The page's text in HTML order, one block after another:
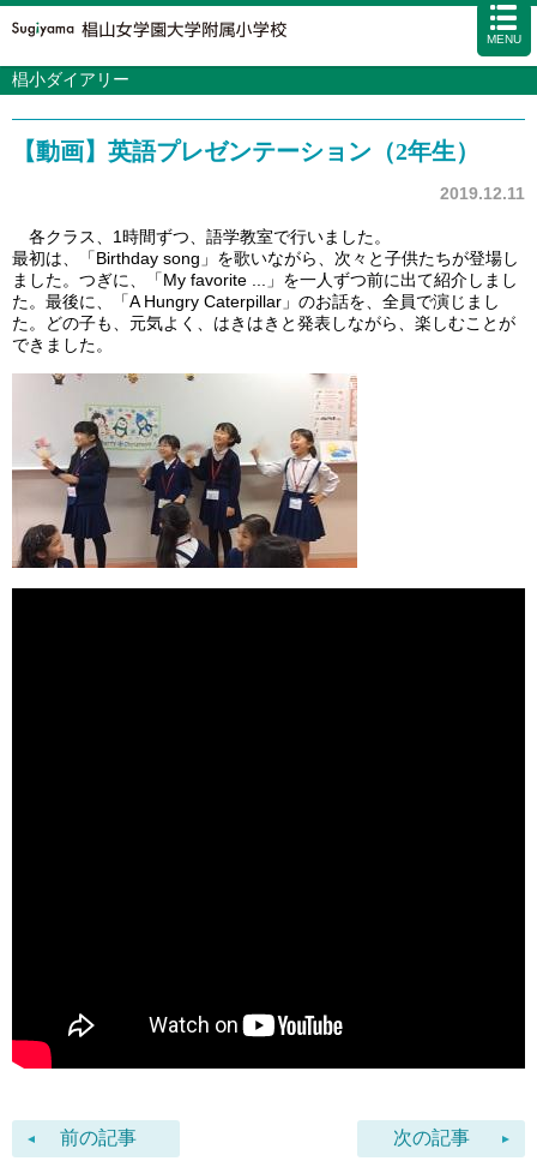
MENU
学校案内 カリキュラム
入試情報 学校生活
アクセス 資料請求 お問い合わせ サイトマップ
椙小ダイアリー
【動画】英語プレゼンテーション（2年生）
2019.12.11
各クラス、1時間ずつ、語学教室で行いました。
最初は、「Birthday song」を歌いながら、次々と子供たちが登場し
ました。つぎに、「My favorite ...」を一人ずつ前に出て紹介しまし
た。最後に、「A Hungry Caterpillar」のお話を、全員で演じまし
た。どの子も、元気よく、はきはきと発表しながら、楽しむことが
できました。
前の記事 次の記事